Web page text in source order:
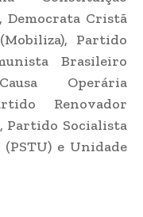
Democrata Cristã
Partido
Brasileiro
Operária
Renovador
Partido Socialista
e Unidade